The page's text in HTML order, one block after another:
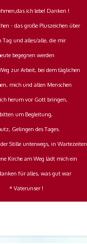
ich lebe! Danken !
- das große Pluszeichen über
Tag und alles/alle, die mir
begegnen werden
zur Arbeit, bei dem täglichen
mich und allen Menschen
herum vor Gott bringen,
bitten um Begleitung,
Gelingen des Tages.
Stille unterwegs, in Wartezeiten
Kirche am Weg lädt mich ein
für alles, was gut war
* Vaterunser !